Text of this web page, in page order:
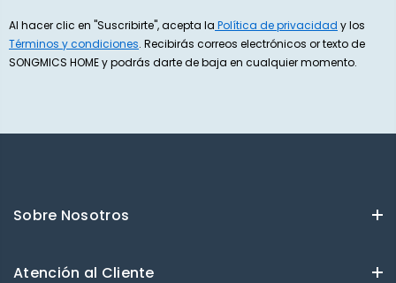
Al hacer clic en "Suscribirte", acepta la Política de privacidad y los
Términos y condiciones. Recibirás correos electrónicos or texto de
SONGMICS HOME y podrás darte de baja en cualquier momento.
Sobre Nosotros
Atención al Cliente